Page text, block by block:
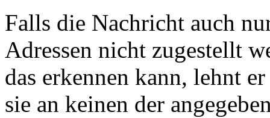
Falls die Nachricht auch
Adressen nicht zugestellt
das erkennen kann, lehnt
sie an keinen der